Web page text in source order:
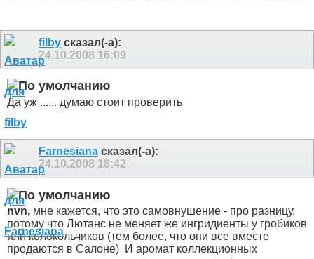
filby сказал(-а):
24.10.2008 16:09
Да уж ...... думаю стоит проверить
Farnesiana сказал(-а):
24.10.2008 18:42
nvn, мне кажется, что это самовнушение - про разницу,
потому что Лютанс не меняет же ингридиенты у гробиков
или колокольчиков (тем более, что они все вместе
продаются в Салоне) И аромат коллекционных